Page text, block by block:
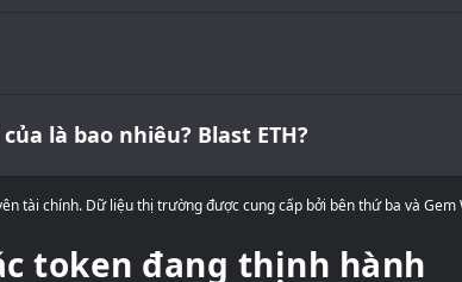
là bao nhiêu? Blast ETH?
tài chính. Dữ liệu thị trường được cung cấp bởi bên thứ ba và
token đang thịnh hành